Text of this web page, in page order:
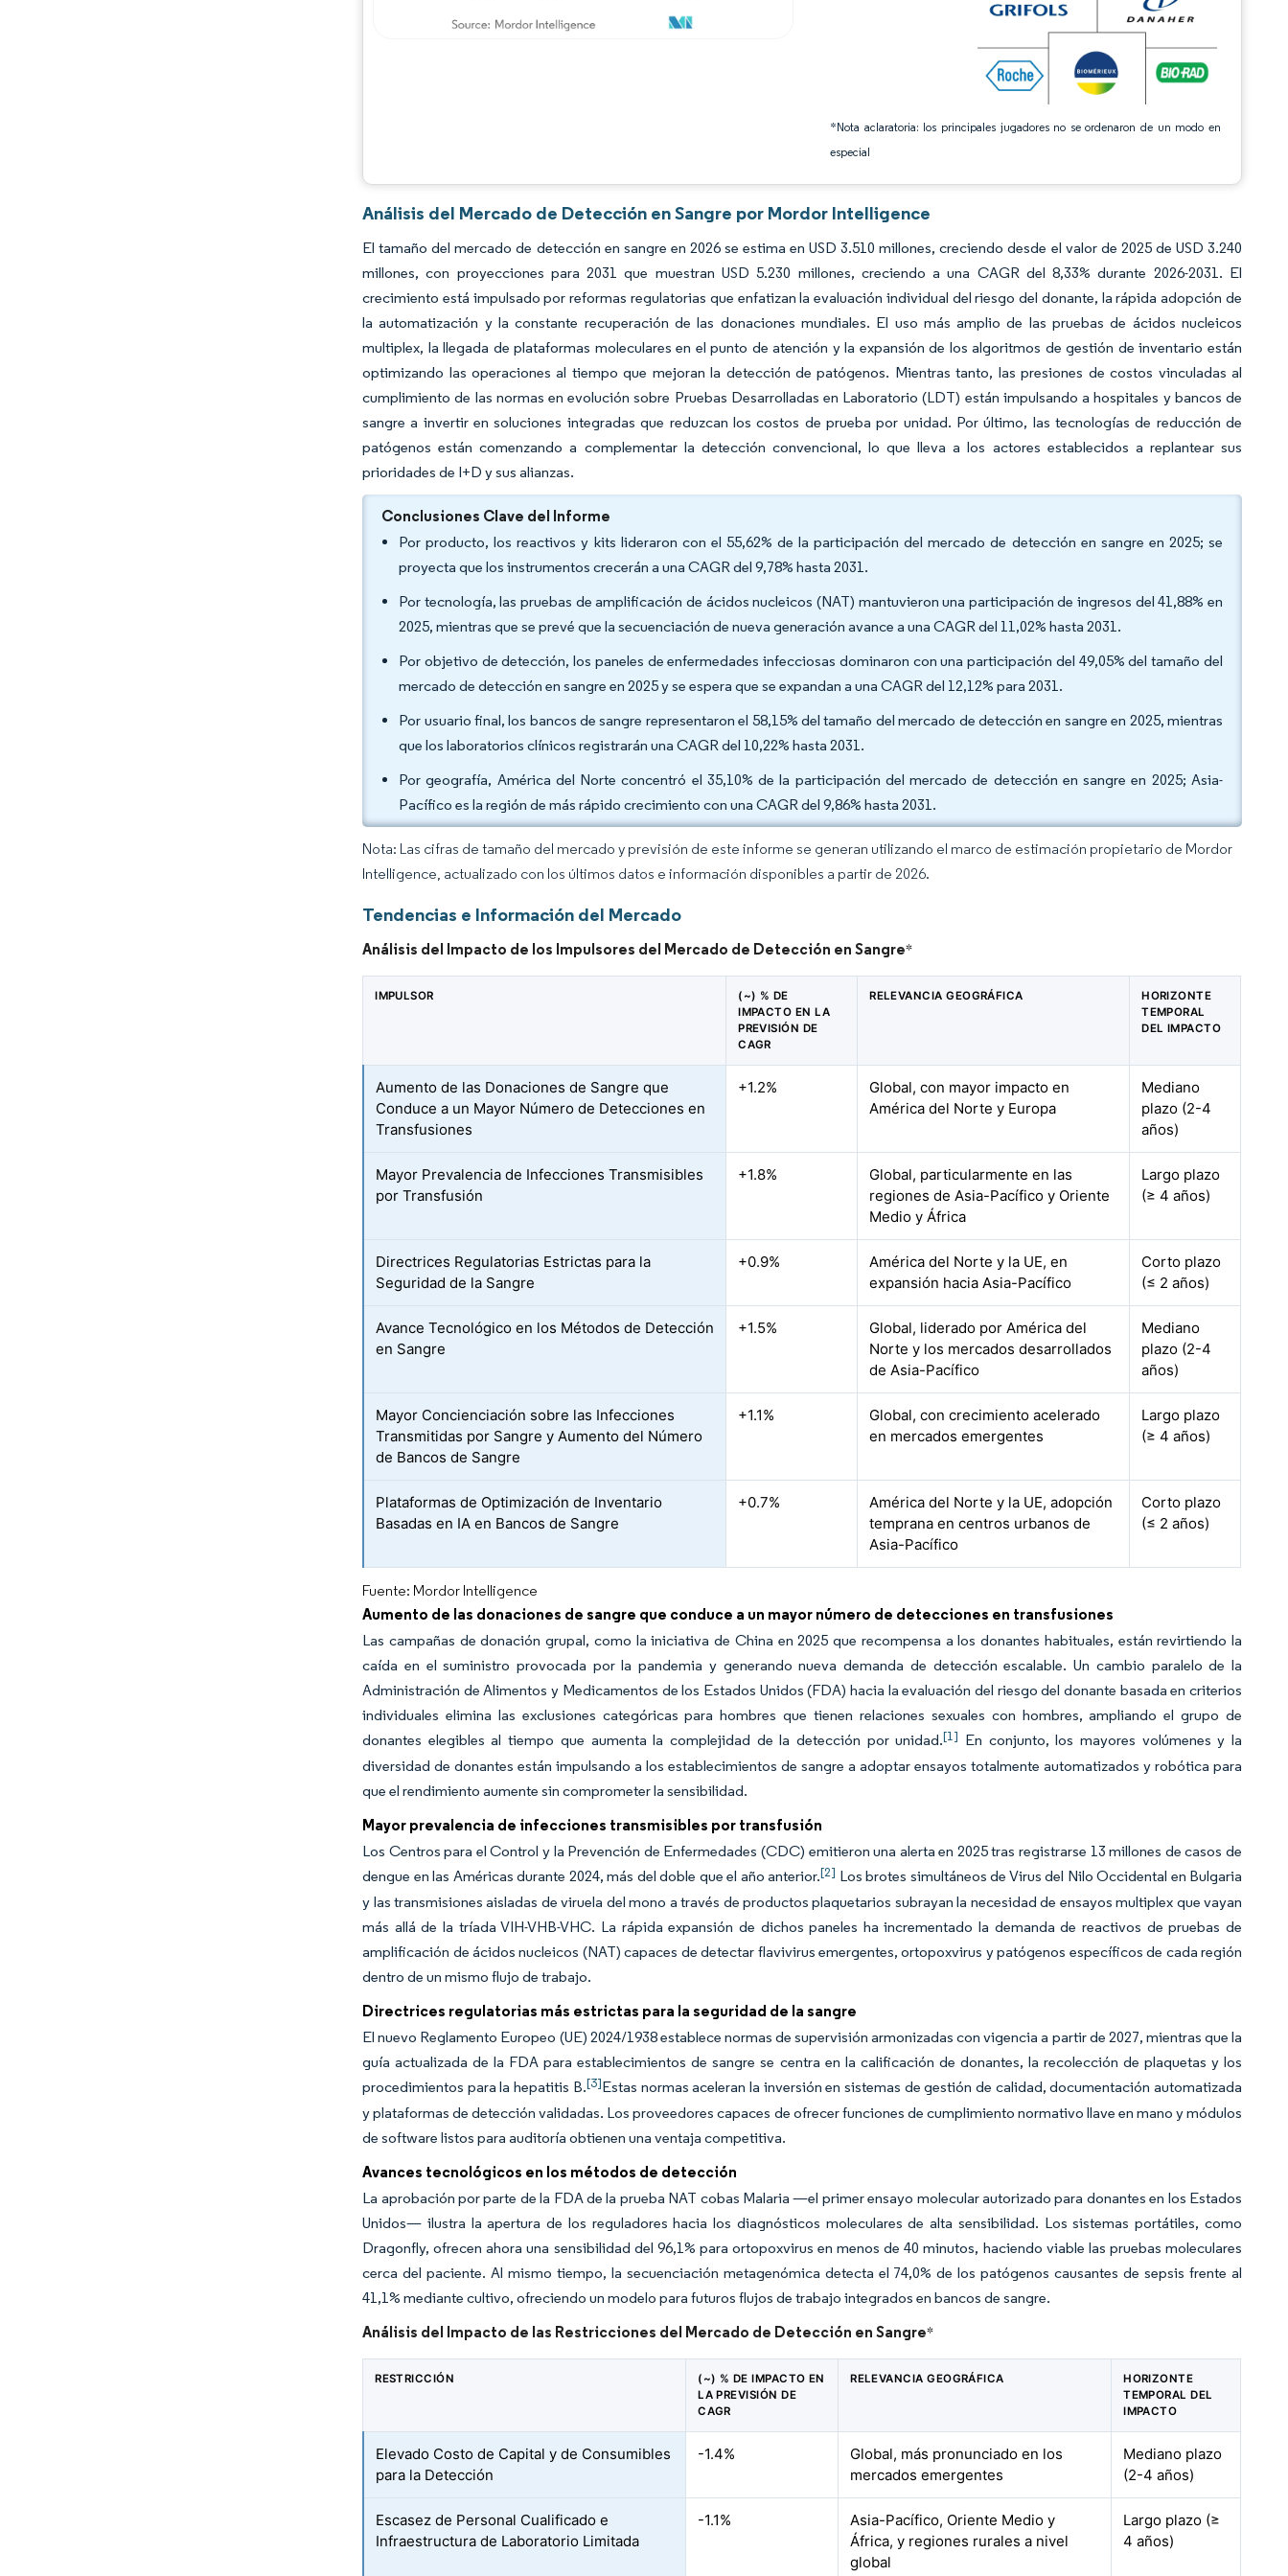
*Nota aclaratoria: los principales jugadores no se ordenaron de un modo en
especial
Análisis del Mercado de Detección en Sangre por Mordor Intelligence
El tamaño del mercado de detección en sangre en 2026 se estima en USD 3.510 millones, creciendo desde el valor de 2025 de USD 3.240
millones, con proyecciones para 2031 que muestran USD 5.230 millones, creciendo a una CAGR del 8,33% durante 2026-2031. El
crecimiento está impulsado por reformas regulatorias que enfatizan la evaluación individual del riesgo del donante, la rápida adopción de
la automatización y la constante recuperación de las donaciones mundiales. El uso más amplio de las pruebas de ácidos nucleicos
multiplex, la llegada de plataformas moleculares en el punto de atención y la expansión de los algoritmos de gestión de inventario están
optimizando las operaciones al tiempo que mejoran la detección de patógenos. Mientras tanto, las presiones de costos vinculadas al
cumplimiento de las normas en evolución sobre Pruebas Desarrolladas en Laboratorio (LDT) están impulsando a hospitales y bancos de
sangre a invertir en soluciones integradas que reduzcan los costos de prueba por unidad. Por último, las tecnologías de reducción de
patógenos están comenzando a complementar la detección convencional, lo que lleva a los actores establecidos a replantear sus
prioridades de I+D y sus alianzas.
Conclusiones Clave del Informe
Por producto, los reactivos y kits lideraron con el 55,62% de la participación del mercado de detección en sangre en 2025; se
proyecta que los instrumentos crecerán a una CAGR del 9,78% hasta 2031.
Por tecnología, las pruebas de amplificación de ácidos nucleicos (NAT) mantuvieron una participación de ingresos del 41,88% en
2025, mientras que se prevé que la secuenciación de nueva generación avance a una CAGR del 11,02% hasta 2031.
Por objetivo de detección, los paneles de enfermedades infecciosas dominaron con una participación del 49,05% del tamaño del
mercado de detección en sangre en 2025 y se espera que se expandan a una CAGR del 12,12% para 2031.
Por usuario final, los bancos de sangre representaron el 58,15% del tamaño del mercado de detección en sangre en 2025, mientras
que los laboratorios clínicos registrarán una CAGR del 10,22% hasta 2031.
Por geografía, América del Norte concentró el 35,10% de la participación del mercado de detección en sangre en 2025; Asia-
Pacífico es la región de más rápido crecimiento con una CAGR del 9,86% hasta 2031.
Nota: Las cifras de tamaño del mercado y previsión de este informe se generan utilizando el marco de estimación propietario de Mordor
Intelligence, actualizado con los últimos datos e información disponibles a partir de 2026.
Tendencias e Información del Mercado
Análisis del Impacto de los Impulsores del Mercado de Detección en Sangre*
IMPULSOR
(~) % DE
IMPACTO EN LA
PREVISIÓN DE
CAGR
RELEVANCIA GEOGRÁFICA
HORIZONTE
TEMPORAL
DEL IMPACTO
Aumento de las Donaciones de Sangre que
Conduce a un Mayor Número de Detecciones en
Transfusiones
+1.2%
Global, con mayor impacto en
América del Norte y Europa
Mediano
plazo (2-4
años)
Mayor Prevalencia de Infecciones Transmisibles
por Transfusión
+1.8%
Global, particularmente en las
regiones de Asia-Pacífico y Oriente
Medio y África
Largo plazo
(≥ 4 años)
Directrices Regulatorias Estrictas para la
Seguridad de la Sangre
+0.9%
América del Norte y la UE, en
expansión hacia Asia-Pacífico
Corto plazo
(≤ 2 años)
Avance Tecnológico en los Métodos de Detección
en Sangre
+1.5%
Global, liderado por América del
Norte y los mercados desarrollados
de Asia-Pacífico
Mediano
plazo (2-4
años)
Mayor Concienciación sobre las Infecciones
Transmitidas por Sangre y Aumento del Número
de Bancos de Sangre
+1.1%
Global, con crecimiento acelerado
en mercados emergentes
Largo plazo
(≥ 4 años)
Plataformas de Optimización de Inventario
Basadas en IA en Bancos de Sangre
+0.7%
América del Norte y la UE, adopción
temprana en centros urbanos de
Asia-Pacífico
Corto plazo
(≤ 2 años)
Fuente: Mordor Intelligence
Aumento de las donaciones de sangre que conduce a un mayor número de detecciones en transfusiones
Las campañas de donación grupal, como la iniciativa de China en 2025 que recompensa a los donantes habituales, están revirtiendo la
caída en el suministro provocada por la pandemia y generando nueva demanda de detección escalable. Un cambio paralelo de la
Administración de Alimentos y Medicamentos de los Estados Unidos (FDA) hacia la evaluación del riesgo del donante basada en criterios
individuales elimina las exclusiones categóricas para hombres que tienen relaciones sexuales con hombres, ampliando el grupo de
donantes elegibles al tiempo que aumenta la complejidad de la detección por unidad.[1] En conjunto, los mayores volúmenes y la
diversidad de donantes están impulsando a los establecimientos de sangre a adoptar ensayos totalmente automatizados y robótica para
que el rendimiento aumente sin comprometer la sensibilidad.
Mayor prevalencia de infecciones transmisibles por transfusión
Los Centros para el Control y la Prevención de Enfermedades (CDC) emitieron una alerta en 2025 tras registrarse 13 millones de casos de
dengue en las Américas durante 2024, más del doble que el año anterior.[2] Los brotes simultáneos de Virus del Nilo Occidental en Bulgaria
y las transmisiones aisladas de viruela del mono a través de productos plaquetarios subrayan la necesidad de ensayos multiplex que vayan
más allá de la tríada VIH-VHB-VHC. La rápida expansión de dichos paneles ha incrementado la demanda de reactivos de pruebas de
amplificación de ácidos nucleicos (NAT) capaces de detectar flavivirus emergentes, ortopoxvirus y patógenos específicos de cada región
dentro de un mismo flujo de trabajo.
Directrices regulatorias más estrictas para la seguridad de la sangre
El nuevo Reglamento Europeo (UE) 2024/1938 establece normas de supervisión armonizadas con vigencia a partir de 2027, mientras que la
guía actualizada de la FDA para establecimientos de sangre se centra en la calificación de donantes, la recolección de plaquetas y los
procedimientos para la hepatitis B.[3]Estas normas aceleran la inversión en sistemas de gestión de calidad, documentación automatizada
y plataformas de detección validadas. Los proveedores capaces de ofrecer funciones de cumplimiento normativo llave en mano y módulos
de software listos para auditoría obtienen una ventaja competitiva.
Avances tecnológicos en los métodos de detección
La aprobación por parte de la FDA de la prueba NAT cobas Malaria —el primer ensayo molecular autorizado para donantes en los Estados
Unidos— ilustra la apertura de los reguladores hacia los diagnósticos moleculares de alta sensibilidad. Los sistemas portátiles, como
Dragonfly, ofrecen ahora una sensibilidad del 96,1% para ortopoxvirus en menos de 40 minutos, haciendo viable las pruebas moleculares
cerca del paciente. Al mismo tiempo, la secuenciación metagenómica detecta el 74,0% de los patógenos causantes de sepsis frente al
41,1% mediante cultivo, ofreciendo un modelo para futuros flujos de trabajo integrados en bancos de sangre.
Análisis del Impacto de las Restricciones del Mercado de Detección en Sangre*
RESTRICCIÓN
(~) % DE IMPACTO EN
LA PREVISIÓN DE
CAGR
RELEVANCIA GEOGRÁFICA
HORIZONTE
TEMPORAL DEL
IMPACTO
Elevado Costo de Capital y de Consumibles
para la Detección
-1.4%
Global, más pronunciado en los
mercados emergentes
Mediano plazo
(2-4 años)
Escasez de Personal Cualificado e
Infraestructura de Laboratorio Limitada
-1.1%
Asia-Pacífico, Oriente Medio y
África, y regiones rurales a nivel
global
Largo plazo (≥
4 años)